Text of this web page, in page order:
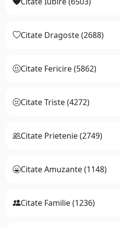
Citate Dragoste (2688)
Citate Fericire (5862)
Citate Triste (4272)
Citate Prietenie (2749)
Citate Amuzante (1148)
Citate Familie (1236)